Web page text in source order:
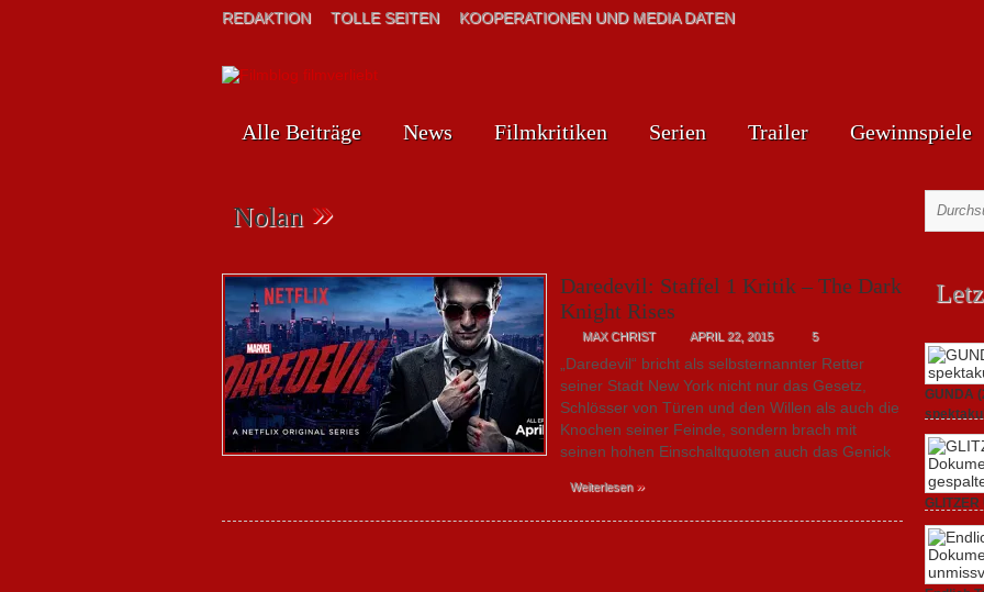
REDAKTION TOLLE SEITEN KOOPERATIONEN UND MEDIA DATEN
Alle Beiträge News Filmkritiken Serien Trailer Gewinnspiele
Nolan »
Daredevil: Staffel 1 Kritik – The Dark
Knight Rises
MAX CHRIST APRIL 22, 2015 5
„Daredevil“ bricht als selbsternannter Retter
seiner Stadt New York nicht nur das Gesetz,
Schlösser von Türen und den Willen als auch die
Knochen seiner Feinde, sondern brach mit
seinen hohen Einschaltquoten auch das Genick
Weiterlesen »
GUNDA
3.